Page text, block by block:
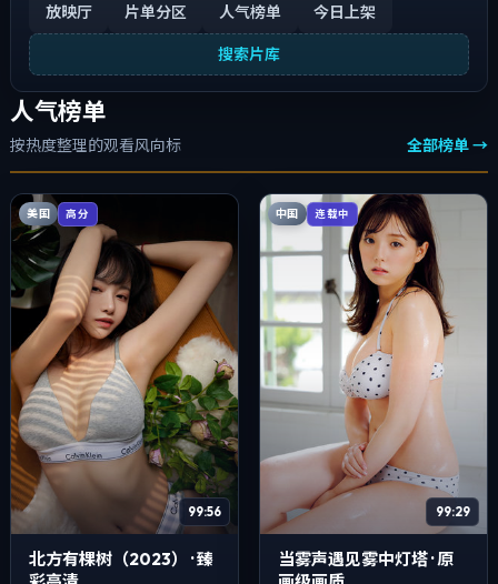
放映厅 片单分区 人气榜单 今日上架
搜索片库
人气榜单
按热度整理的观看风向标 全部榜单 →
美国 高分
99:56
北方有棵树（2023） · 臻
中国 连载中
99:29
当雾声遇见雾中灯塔 · 原